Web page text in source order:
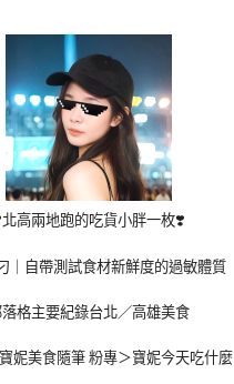
高兩地跑的吃貨小胖一枚❣️
｜自帶測試食材新鮮度的過敏體質
格主要紀錄台北／高雄美食
妮美食隨筆 粉專＞寶妮今天吃什麼